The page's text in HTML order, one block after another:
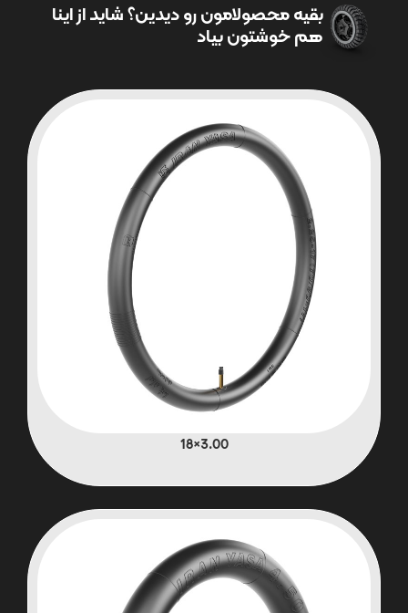
بقیه محصولامون رو دیدین؟ شاید از اینا
هم خوشتون بیاد
3.00×18